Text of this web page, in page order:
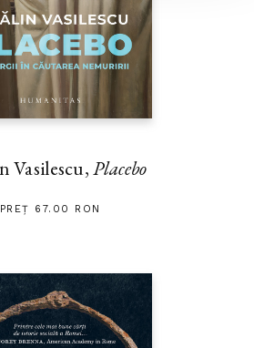
Vasilescu,Placebo
PREȚ 67.00 RON